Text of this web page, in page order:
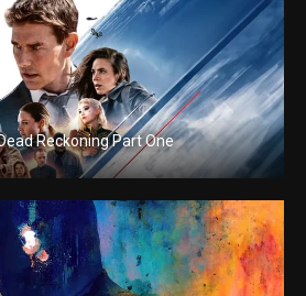
Reckoning Part One